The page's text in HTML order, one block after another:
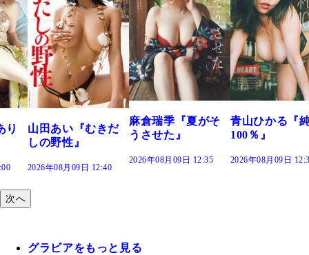
だ
麻倉瑞季『夏がそ
うさせた』
青山ひかる『純度
100％』
2026年08月09日 12:30
溝端 葵『もう
つの、あおい
で。』
2026年08月09日
次へ
グラビアをもっと見る